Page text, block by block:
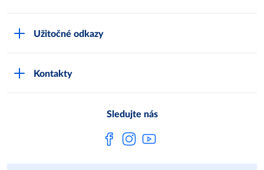
Track & trace
Užitočné odkazy
Kontakty
Sledujte nás